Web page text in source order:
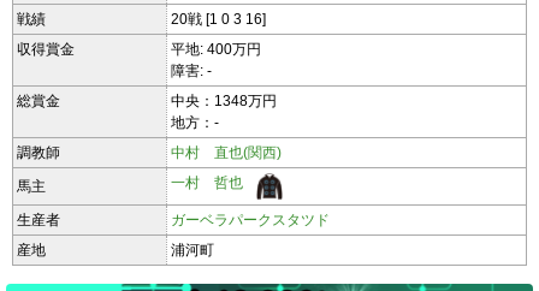
戦績
20戦 [1 0 3 16]
収得賞金
平地: 400万円
障害: -
総賞金
中央：1348万円
地方：-
調教師
中村 直也(関西)
馬主
一村 哲也
生産者
ガーベラパークスタツド
産地
浦河町